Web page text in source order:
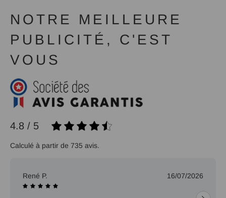
NOTRE MEILLEURE
PUBLICITÉ, C'EST
VOUS
4.8 / 5
Calculé à partir de 735 avis.
René P. 16/07/2026